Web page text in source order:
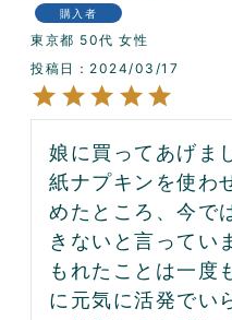
購入者
東京都 50代 女性
投稿日
2024/03/17
娘に買ってあげま
紙ナプキンを使わ
めたところ、今で
きないと言ってい
もれたことは一度
に元気に活発でい